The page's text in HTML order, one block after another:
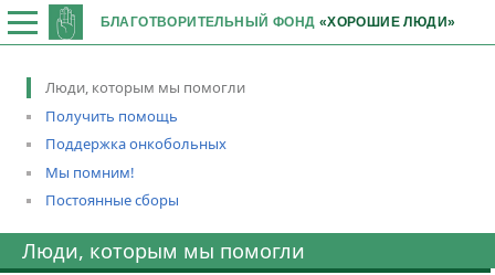
БЛАГОТВОРИТЕЛЬНЫЙ ФОНД «ХОРОШИЕ ЛЮДИ»
Люди, которым мы помогли
Получить помощь
Поддержка онкобольных
Мы помним!
Постоянные сборы
Люди, которым мы помогли